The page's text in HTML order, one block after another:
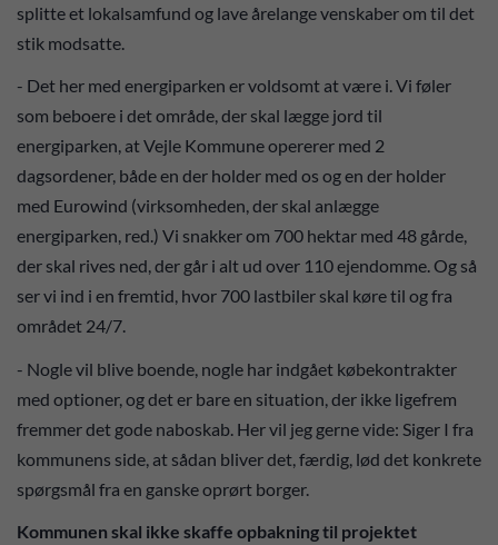
splitte et lokalsamfund og lave årelange venskaber om til det
stik modsatte.
- Det her med energiparken er voldsomt at være i. Vi føler
som beboere i det område, der skal lægge jord til
energiparken, at Vejle Kommune opererer med 2
dagsordener, både en der holder med os og en der holder
med Eurowind (virksomheden, der skal anlægge
energiparken, red.) Vi snakker om 700 hektar med 48 gårde,
der skal rives ned, der går i alt ud over 110 ejendomme. Og så
ser vi ind i en fremtid, hvor 700 lastbiler skal køre til og fra
området 24/7.
- Nogle vil blive boende, nogle har indgået købekontrakter
med optioner, og det er bare en situation, der ikke ligefrem
fremmer det gode naboskab. Her vil jeg gerne vide: Siger I fra
kommunens side, at sådan bliver det, færdig, lød det konkrete
spørgsmål fra en ganske oprørt borger.
Kommunen skal ikke skaffe opbakning til projektet